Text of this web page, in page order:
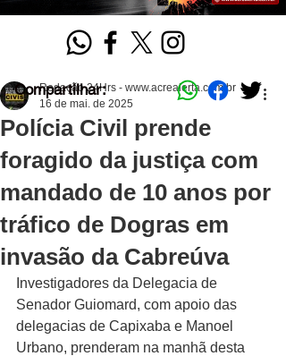
Polícia Civil prende
foragido da justiça com
mandado de 10 anos por
tráfico de Dogras em
invasão da Cabreúva
Redação 24Hrs - www.acrealerta.com.br
16 de mai. de 2025
Investigadores da Delegacia de
Senador Guiomard, com apoio das
delegacias de Capixaba e Manoel
Urbano, prenderam na manhã desta
Compartilhar: